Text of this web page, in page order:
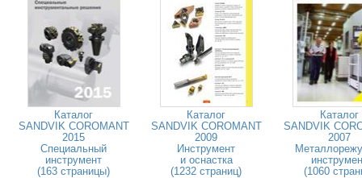
Каталог
SANDVIK COROMANT
2015
Специальный
инструмент
(163 страницы)
Каталог
SANDVIK COROMANT
2009
Инструмент
и оснастка
(1232 страниц)
Каталог
SANDVIK
2007
(1060